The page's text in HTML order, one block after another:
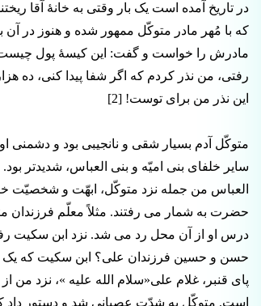
در تاریخ آمده است یک بار وقتی به خانۀ آقا
که با مُهر مادر متوکّل ممهور شده و هنوز در آن
مادرش را خواست و گفت: این کیسۀ پول
رفتی، من نذر کردم که اگر شفا پیدا کنی، ده
این نذر من برای توست! [2]
متوکّل آدم بسیار شقی و نانجیبی بود و دشمنی
سایر خلفای بنی امیّه و بنی العباس، شدیدتر بود.
العباس من جمله نزد متوکّل، ابهّت و شخصیّت
حضرت به شمار می رفتند. مثلاً معلّم فرزندان
درس او از آن محل رد می شد. نزد ابن سکیت
حسن و حسین فرزندان علی؟ ابن سکیت که
پای قنبر، غلام علی«سلام الله علیه »، نزد من
است. متوکّل به شدّت عصبانی شد و دستور داد